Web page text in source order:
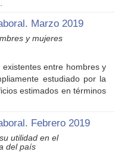
Marzo 2019
y mujeres
entre hombres y
estudiado por la
estimados en términos
Febrero 2019
utilidad en el
del país